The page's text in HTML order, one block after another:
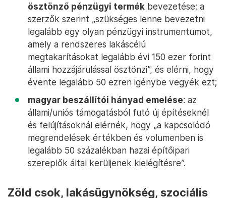
ösztönző pénzügyi termék bevezetése: a
szerzők szerint „szükséges lenne bevezetni
legalább egy olyan pénzügyi instrumentumot,
amely a rendszeres lakáscélú
megtakarításokat legalább évi 150 ezer forint
állami hozzájárulással ösztönzi”, és elérni, hogy
évente legalább 50 ezren igénybe vegyék ezt;
magyar beszállítói hányad emelése: az
állami/uniós támogatásból futó új építéseknél
és felújításoknál elérnék, hogy „a kapcsolódó
megrendelések értékben és volumenben is
legalább 50 százalékban hazai építőipari
szereplők által kerüljenek kielégítésre”.
Zöld csok, lakásügynökség, szociális